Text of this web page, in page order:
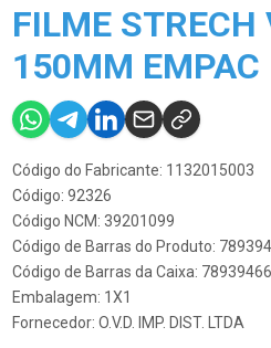
FILME STRECH
150MM EMPAC
Código do Fabricante: 1132015003
Código: 92326
Código NCM: 39201099
Código de Barras do Produto:
Código de Barras da Caixa:
Embalagem: 1X1
Fornecedor: O.V.D. IMP. DIST. LTDA